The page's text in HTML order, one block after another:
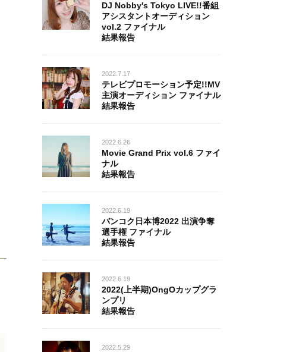
DJ Nobby's Tokyo LIVE!!番組
アシスタントオーディション
vol.2 ファイナル
結果報告
2022.7.17
テレビプロモーション予定!!MV
主演オーディション ファイナル
結果報告
2022.6.26
Movie Grand Prix vol.6 ファイ
ナル
結果報告
2022.6.19
バンコク日本博2022 出演争奪
選手権 ファイナル
結果報告
2022.6.19
2022(上半期)OngOカップグラ
ンプリ
結果報告
2022.5.29